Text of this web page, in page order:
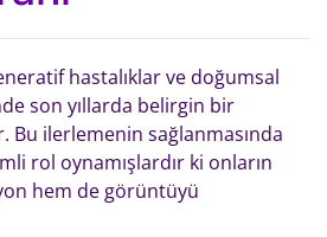
hastalıklar ve doğumsal
son yıllarda belirgin bir
ilerlemenin sağlanmasında
rol oynamışlardır ki onların
hem de görüntüyü